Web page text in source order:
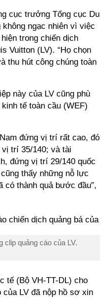
cục trưởng Tổng cục Du
ngạc nhiên vì việc
trong chiến dịch
Vuitton (LV). “Họ chọn
thu hút công chúng toàn
này của LV cũng phù
tế toàn cầu (WEF)
đứng vị trí rất cao, đó
trí 35/140; và tài
đứng vị trí 29/140 quốc
thấy những nỗ lực
có thành quả bước đầu”,
clip quảng cáo của LV.
tế (Bộ VH-TT-DL) cho
của LV đã nộp hồ sơ xin